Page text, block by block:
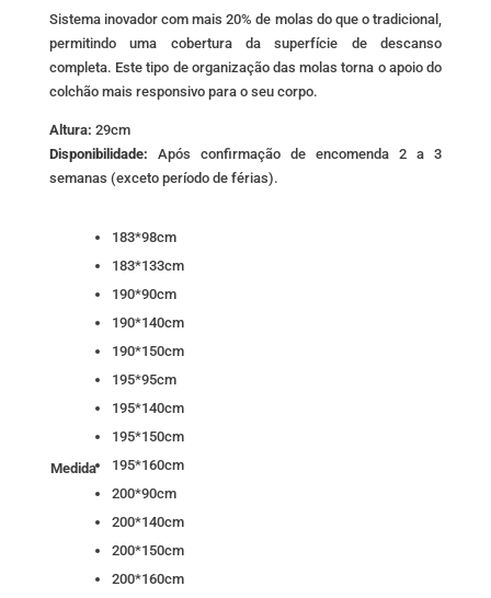
381,00 €
through
783,00 €
Sistema inovador com mais 20% de molas do que o tradicional,
permitindo uma cobertura da superfície de descanso
completa. Este tipo de organização das molas torna o apoio do
colchão mais responsivo para o seu corpo.
Altura: 29cm
Disponibilidade: Após confirmação de encomenda 2 a 3
semanas (exceto período de férias).
Medida
183*98cm
183*133cm
190*90cm
190*140cm
190*150cm
195*95cm
195*140cm
195*150cm
195*160cm
200*90cm
200*140cm
200*150cm
200*160cm